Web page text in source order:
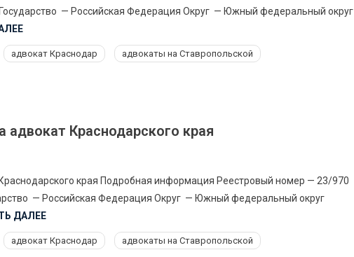
— Российская Федерация Округ — Южный федеральный округ
адвокат Краснодар
адвокаты на Ставропольской
адвокат Краснодарского края
края Подробная информация Реестровый номер — 23/970
— Российская Федерация Округ — Южный федеральный округ
ДАЛЕЕ
адвокат Краснодар
адвокаты на Ставропольской